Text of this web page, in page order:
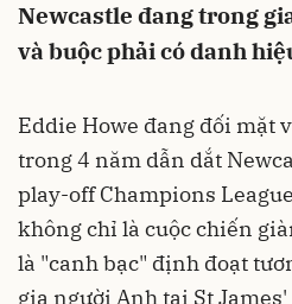
Newcastle đang trong
và buộc phải có danh
Eddie Howe đang đối mặt
trong 4 năm dẫn dắt
play-off Champions
không chỉ là cuộc chiến
là "canh bạc" định đoạt
gia người Anh tại St